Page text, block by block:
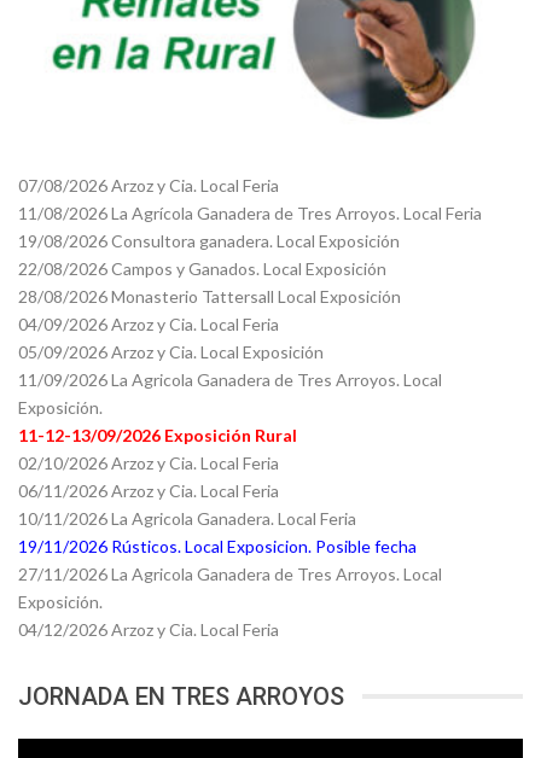
07/08/2026 Arzoz y Cia. Local Feria
11/08/2026 La Agrícola Ganadera de Tres Arroyos. Local Feria
19/08/2026 Consultora ganadera. Local Exposición
22/08/2026 Campos y Ganados. Local Exposición
28/08/2026 Monasterio Tattersall Local Exposición
04/09/2026 Arzoz y Cia. Local Feria
05/09/2026 Arzoz y Cia. Local Exposición
11/09/2026 La Agricola Ganadera de Tres Arroyos. Local
Exposición.
11-12-13/09/2026 Exposición Rural
02/10/2026 Arzoz y Cia. Local Feria
06/11/2026 Arzoz y Cia. Local Feria
10/11/2026 La Agricola Ganadera. Local Feria
19/11/2026 Rústicos. Local Exposicion. Posible fecha
27/11/2026 La Agricola Ganadera de Tres Arroyos. Local
Exposición.
04/12/2026 Arzoz y Cia. Local Feria
JORNADA EN TRES ARROYOS